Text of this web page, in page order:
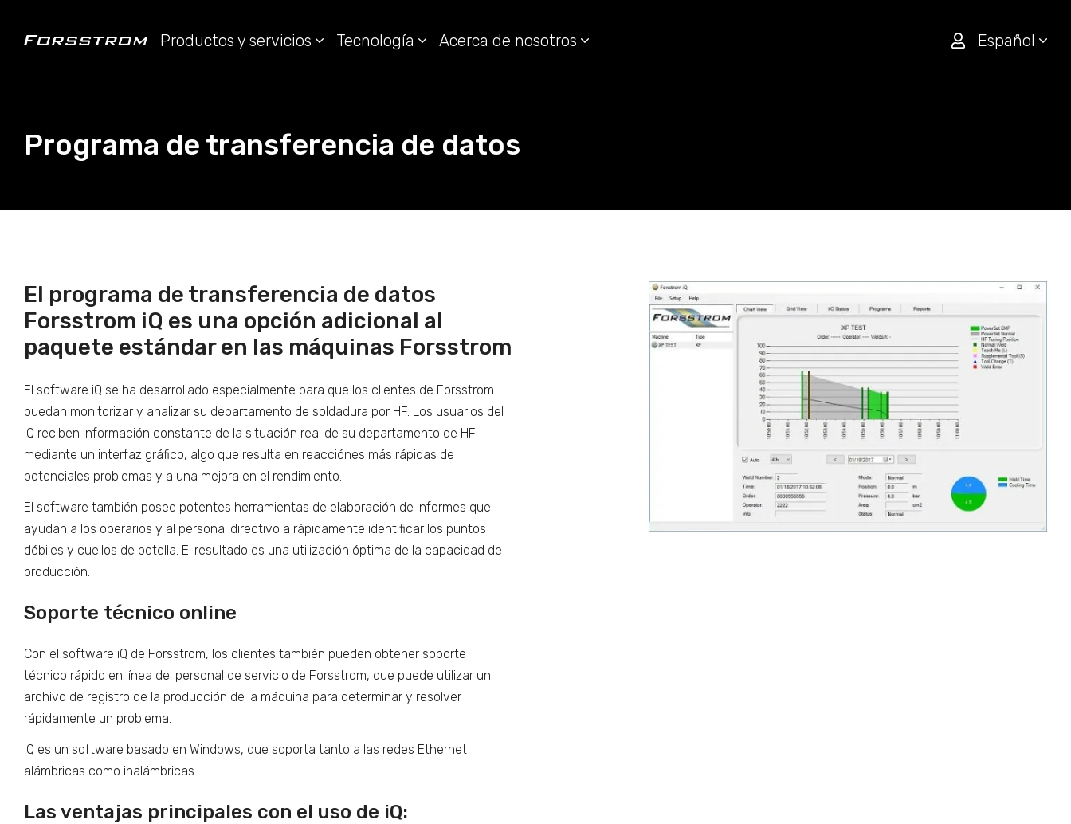
Productos y servicios Tecnología Acerca de nosotros Español
Programa de transferencia de datos
El programa de transferencia de datos
Forsstrom iQ es una opción adicional al
paquete estándar en las máquinas Forsstrom
El software iQ se ha desarrollado especialmente para que los clientes de Forsstrom
puedan monitorizar y analizar su departamento de soldadura por HF. Los usuarios del
iQ reciben información constante de la situación real de su departamento de HF
mediante un interfaz gráfico, algo que resulta en reacciónes más rápidas de
potenciales problemas y a una mejora en el rendimiento.
El software también posee potentes herramientas de elaboración de informes que
ayudan a los operarios y al personal directivo a rápidamente identificar los puntos
débiles y cuellos de botella. El resultado es una utilización óptima de la capacidad de
producción.
Soporte técnico online
Con el software iQ de Forsstrom, los clientes también pueden obtener soporte
técnico rápido en línea del personal de servicio de Forsstrom, que puede utilizar un
archivo de registro de la producción de la máquina para determinar y resolver
rápidamente un problema.
iQ es un software basado en Windows, que soporta tanto a las redes Ethernet
alámbricas como inalámbricas.
Las ventajas principales con el uso de iQ: